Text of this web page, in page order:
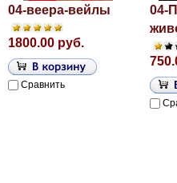
04-веера-вейлы
1800.00 руб.
Сравнить
04-